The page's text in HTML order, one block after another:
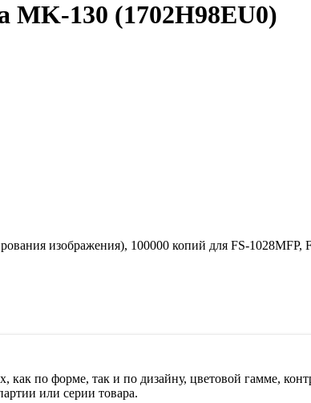
MK-130 (1702H98EU0)
изображения), 100000 копий для FS-1028MFP,
по форме, так и по дизайну, цветовой гамме,
или серии товара.